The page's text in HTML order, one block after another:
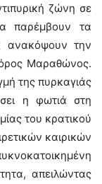
ζώνη σε
παρέμβουν τα
ανακόψουν την
Μαραθώνoς.
της πυρκαγιάς
η φωτιά στη
του κρατικού
καιρικών
απειλώντας